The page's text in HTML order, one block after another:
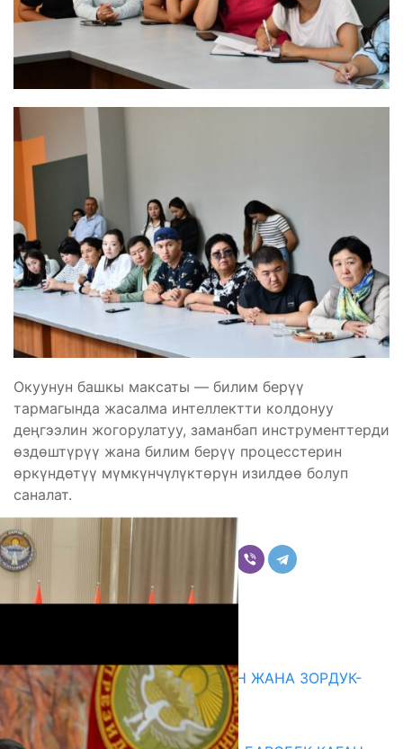
Окуунун башкы максаты — билим берүү
тармагында жасалма интеллектти колдонуу
деңгээлин жогорулатуу, заманбап инструменттерди
өздөштүрүү жана билим берүү процесстерин
өркүндөтүү мүмкүнчүлүктөрүн изилдөө болуп
саналат.
Комментарийлер
ГЕНДЕРДИК БАСМЫРЛООДОН ЖАНА ЗОРДУК-
ЗОМБУЛУКТАН КОРГОО
07.08.2026